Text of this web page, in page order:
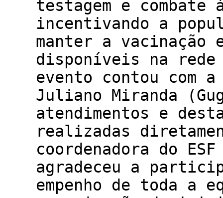
testagem e
incentivando a
manter a vacinação
disponíveis na rede
evento contou com
Juliano Miranda
atendimentos e
realizadas
coordenadora do
agradeceu a
empenho de toda a